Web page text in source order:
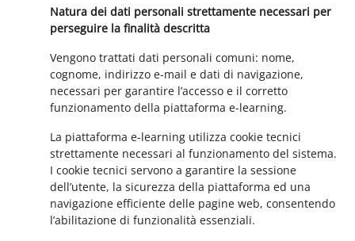
Natura dei dati personali strettamente necessari per
perseguire la finalità descritta
Vengono trattati dati personali comuni: nome,
cognome, indirizzo e-mail e dati di navigazione,
necessari per garantire l’accesso e il corretto
funzionamento della piattaforma e-learning.
La piattaforma e-learning utilizza cookie tecnici
strettamente necessari al funzionamento del sistema.
I cookie tecnici servono a garantire la sessione
dell’utente, la sicurezza della piattaforma ed una
navigazione efficiente delle pagine web, consentendo
l’abilitazione di funzionalità essenziali.